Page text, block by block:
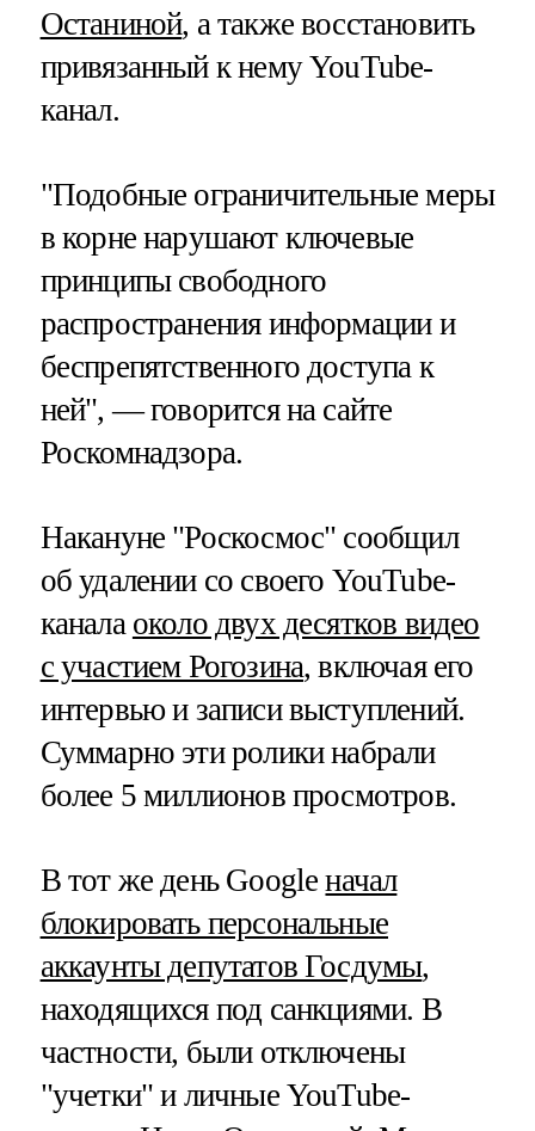
Останиной, а также восстановить
привязанный к нему YouTube-
канал.
"Подобные ограничительные меры
в корне нарушают ключевые
принципы свободного
распространения информации и
беспрепятственного доступа к
ней", — говорится на сайте
Роскомнадзора.
Накануне "Роскосмос" сообщил
об удалении со своего YouTube-
канала около двух десятков видео
с участием Рогозина, включая его
интервью и записи выступлений.
Суммарно эти ролики набрали
более 5 миллионов просмотров.
В тот же день Googleначал
блокировать персональные
аккаунты депутатов Госдумы,
находящихся под санкциями. В
частности, были отключены
"учетки" и личные YouTube-